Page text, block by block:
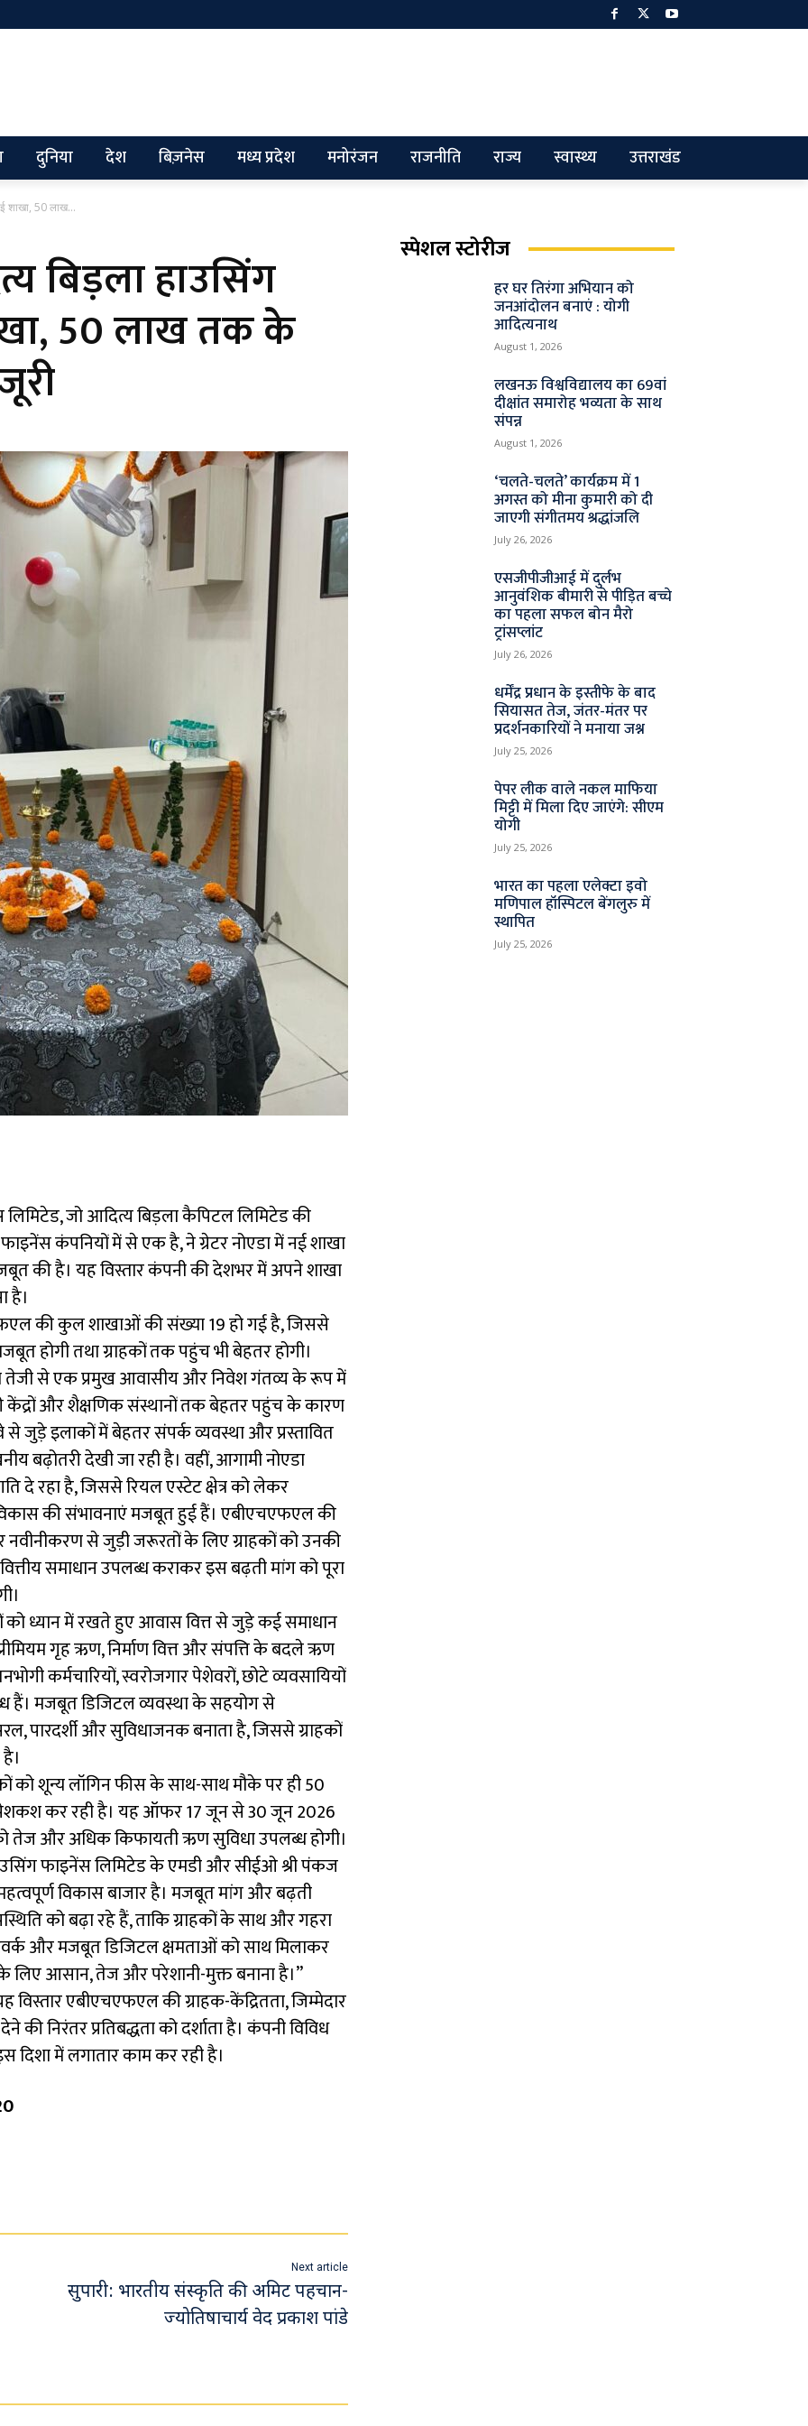
दुनिया देश बिज़नेस मध्य प्रदेश मनोरंजन राजनीति राज्य स्वास्थ्य उत्तराखंड
शाखा, 50 लाख...
बिड़ला हाउसिंग
50 लाख तक के
जो आदित्य बिड़ला कैपिटल लिमिटेड की
कंपनियों में से एक है, ने ग्रेटर नोएडा में नई शाखा
की है। यह विस्तार कंपनी की देशभर में अपने शाखा
है।
की कुल शाखाओं की संख्या 19 हो गई है, जिससे
होगी तथा ग्राहकों तक पहुंच भी बेहतर होगी।
तेजी से एक प्रमुख आवासीय और निवेश गंतव्य के रूप में
केंद्रों और शैक्षणिक संस्थानों तक बेहतर पहुंच के कारण
से जुड़े इलाकों में बेहतर संपर्क व्यवस्था और प्रस्तावित
बढ़ोतरी देखी जा रही है। वहीं, आगामी नोएडा
दे रहा है, जिससे रियल एस्टेट क्षेत्र को लेकर
की संभावनाएं मजबूत हुई हैं। एबीएचएफएल की
नवीनीकरण से जुड़ी जरूरतों के लिए ग्राहकों को उनकी
समाधान उपलब्ध कराकर इस बढ़ती मांग को पूरा
को ध्यान में रखते हुए आवास वित्त से जुड़े कई समाधान
गृह ऋण, निर्माण वित्त और संपत्ति के बदले ऋण
कर्मचारियों, स्वरोजगार पेशेवरों, छोटे व्यवसायियों
हैं। मजबूत डिजिटल व्यवस्था के सहयोग से
पारदर्शी और सुविधाजनक बनाता है, जिससे ग्राहकों
शून्य लॉगिन फीस के साथ-साथ मौके पर ही 50
कर रही है। यह ऑफर 17 जून से 30 जून 2026
तेज और अधिक किफायती ऋण सुविधा उपलब्ध होगी।
फाइनेंस लिमिटेड के एमडी और सीईओ श्री पंकज
विकास बाजार है। मजबूत मांग और बढ़ती
को बढ़ा रहे हैं, ताकि ग्राहकों के साथ और गहरा
और मजबूत डिजिटल क्षमताओं को साथ मिलाकर
के लिए आसान, तेज और परेशानी-मुक्त बनाना है।”
एबीएचएफएल की ग्राहक-केंद्रितता, जिम्मेदार
की निरंतर प्रतिबद्धता को दर्शाता है। कंपनी विविध
दिशा में लगातार काम कर रही है।
Next article
सुपारी: भारतीय संस्कृति की अमिट पहचान-
ज्योतिषाचार्य वेद प्रकाश पांडे
स्पेशल स्टोरीज
हर घर तिरंगा अभियान को
जनआंदोलन बनाएं : योगी
आदित्यनाथ
August 1, 2026
लखनऊ विश्वविद्यालय का 69वां
दीक्षांत समारोह भव्यता के साथ
संपन्न
August 1, 2026
‘चलते-चलते’ कार्यक्रम में 1
अगस्त को मीना कुमारी को दी
जाएगी संगीतमय श्रद्धांजलि
July 26, 2026
एसजीपीजीआई में दुर्लभ
आनुवंशिक बीमारी से पीड़ित बच्चे
का पहला सफल बोन मैरो
ट्रांसप्लांट
July 26, 2026
धर्मेंद्र प्रधान के इस्तीफे के बाद
सियासत तेज, जंतर-मंतर पर
प्रदर्शनकारियों ने मनाया जश्न
July 25, 2026
पेपर लीक वाले नकल माफिया
मिट्टी में मिला दिए जाएंगे: सीएम
योगी
July 25, 2026
भारत का पहला एलेक्टा इवो
मणिपाल हॉस्पिटल बेंगलुरु में
स्थापित
July 25, 2026